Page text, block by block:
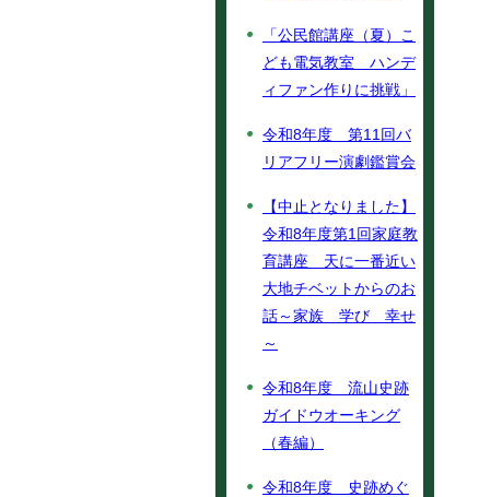
「公民館講座（夏）こ
ども電気教室 ハンデ
ィファン作りに挑戦」
令和8年度 第11回バ
リアフリー演劇鑑賞会
【中止となりました】
令和8年度第1回家庭教
育講座 天に一番近い
大地チベットからのお
話～家族 学び 幸せ
～
令和8年度 流山史跡
ガイドウオーキング
（春編）
令和8年度 史跡めぐ